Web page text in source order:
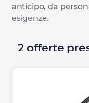
anticipo, da
esigenze.
2 offerte